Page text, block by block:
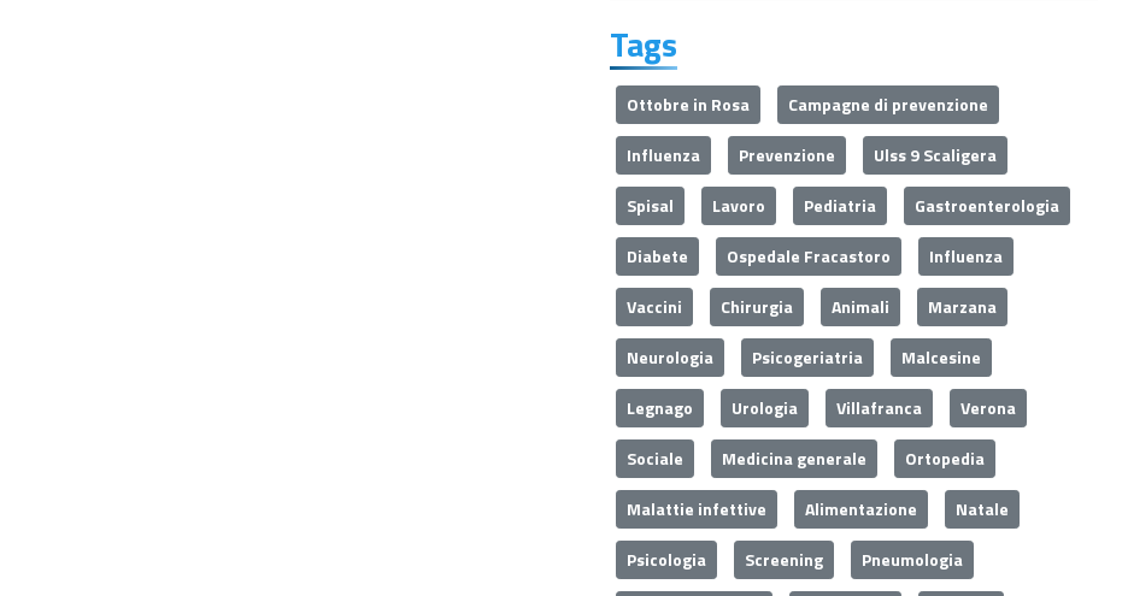
Tags
Ottobre in Rosa
Campagne di prevenzione
Influenza
Prevenzione
Ulss 9 Scaligera
Spisal
Lavoro Pediatria
Gastroenterologia
Diabete
Ospedale Fracastoro
Influenza
Vaccini
Chirurgia Animali
Marzana
Neurologia
Psicogeriatria
Malcesine
Legnago
Urologia Villafranca
Verona
Sociale
Medicina generale
Ortopedia
Malattie infettive
Alimentazione
Natale
Psicologia
Screening
Pneumologia